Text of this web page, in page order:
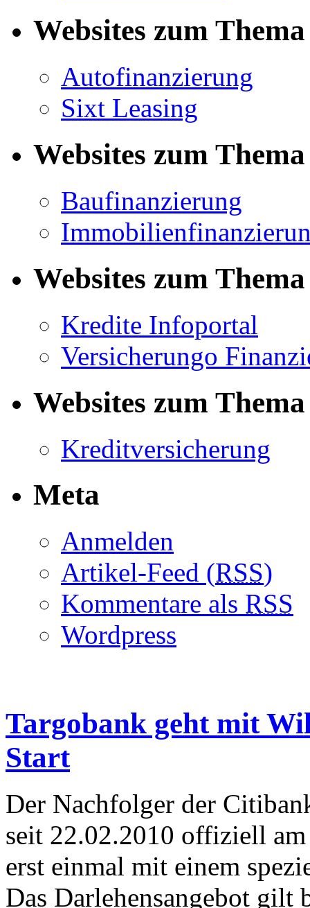
Websites zum
Autofinanzierung
Sixt Leasing
Websites zum
Baufinanzierung
Websites zum
Kredite Infoportal
Versicherungo
Websites zum
Kreditversicherung
Meta
Anmelden
Artikel-Feed (RSS)
Kommentare als RSS
Wordpress
Targobank geht mit
Start
Der Nachfolger der
seit 22.02.2010 offiziell
erst einmal mit einem
Das Darlehensangebot gilt